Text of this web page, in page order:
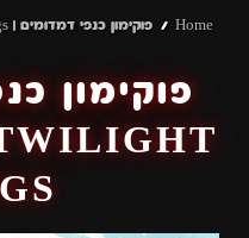
Home פוקימון כנפי דמדומים | Pokemon twilight wings
פוקימון